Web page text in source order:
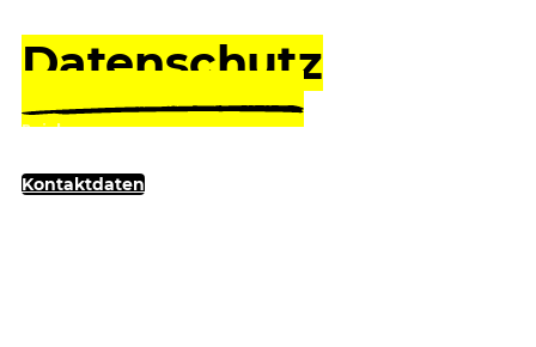
Datenschutz
Beinhauer
Kontaktdaten